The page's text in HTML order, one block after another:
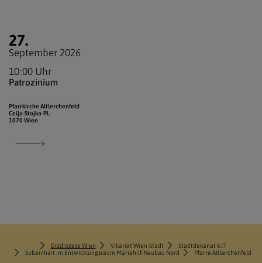
27.
September 2026
10:00 Uhr
Patrozinium
Pfarrkirche Altlerchenfeld
Ceija-Stojka-Pl.
1070 Wien
Erzdiözese Wien Vikariat Wien-Stadt
Stadtdekanat 6/7
Subeinheit im Entwicklungsraum Mariahilf-Neubau Nord
Pfarre Altlerchenfeld